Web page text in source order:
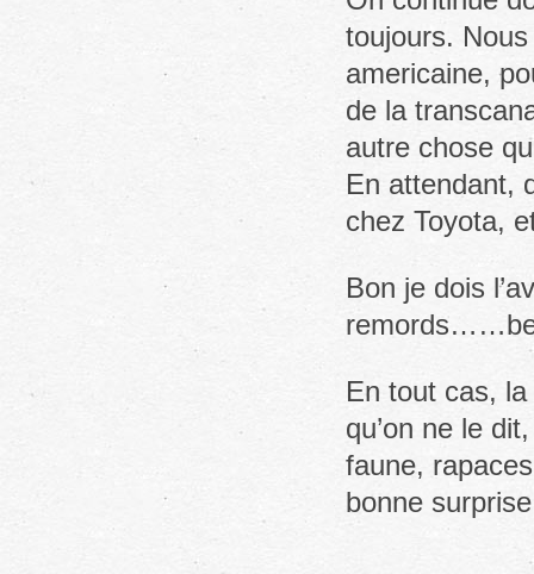
toujours.
americaine,
de la
autre chose
En attendant,
chez Toyota,
Bon je dois
En tout cas,
qu’on ne le
faune,
bonne